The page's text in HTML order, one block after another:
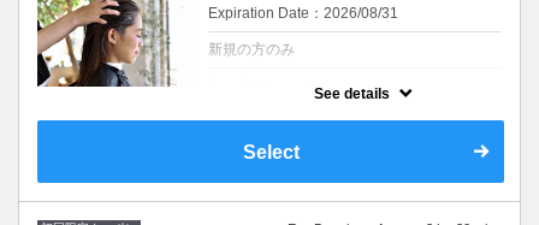
Expiration Date：2026/08/31
新規の方のみ
『自由が丘AUQWA』
※施術時間はあくまで目安時間となりますの
See details
Select